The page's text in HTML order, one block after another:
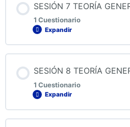
QUIZ 6 TEORÍA GENERAL
SESIÓN 7 TEORÍA
1 Cuestionario
Expandir
QUIZ 7 TEORÍA GENERAL
SESIÓN 8 TEORÍA
1 Cuestionario
Expandir